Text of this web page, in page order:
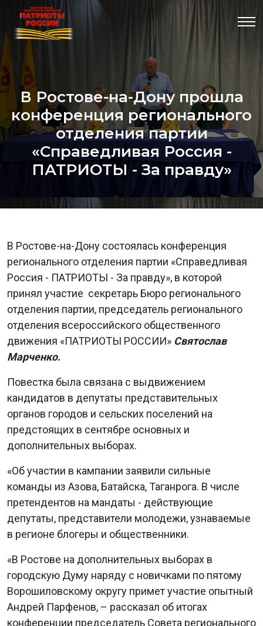
В Ростове-на-Дону прошла
конференция регионального
отделения партии
«Справедливая Россия -
ПАТРИОТЫ - За правду»
В Ростове-на-Дону состоялась конференция
регионального отделения партии «Справедливая
Россия - ПАТРИОТЫ - За правду», в которой
принял участие секретарь Бюро регионального
отделения партии, председатель регионального
отделения всероссийского общественного
движения «ПАТРИОТЫ РОССИИ» Святослав
Марченко.
Повестка была связана с выдвижением
кандидатов в депутаты представительных
органов городов и сельских поселений на
предстоящих в сентябре основных и
дополнительных выборах.
«Об участии в кампании заявили сильные
команды из Азова, Батайска, Таганрога. В числе
претендентов на мандаты - действующие
депутаты, представители молодежи, узнаваемые
в регионе блогеры и общественники.
«В Ростове на дополнительных выборах в
городскую Думу наряду с новичками по пятому
Ворошиловскому округу примет участие опытный
Андрей Парфенов, – рассказал об итогах
конференции председатель Совета регионального